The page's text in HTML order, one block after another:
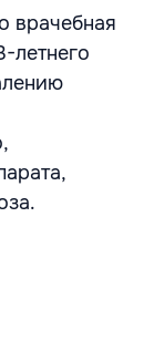
врачебная
летнего